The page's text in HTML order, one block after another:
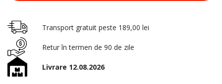
Transport gratuit peste 189,00 lei
Retur în termen de 90 de zile
Livrare 12.08.2026